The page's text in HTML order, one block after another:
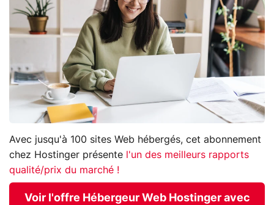
Avec jusqu'à 100 sites Web hébergés, cet abonnement
chez Hostinger présente
l'un des meilleurs rapports
qualité/prix du marché !
Voir l'offre Hébergeur Web Hostinger avec